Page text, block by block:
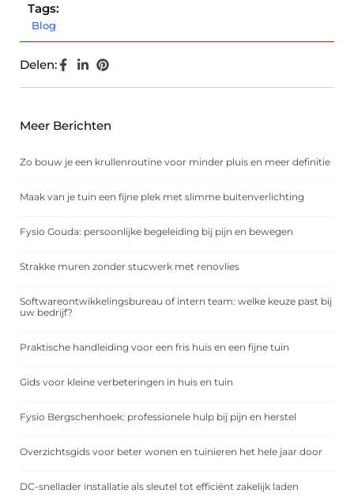
Tags:
Blog
Delen:
Meer Berichten
Zo bouw je een krullenroutine voor minder pluis en meer definitie
Maak van je tuin een fijne plek met slimme buitenverlichting
Fysio Gouda: persoonlijke begeleiding bij pijn en bewegen
Strakke muren zonder stucwerk met renovlies
Softwareontwikkelingsbureau of intern team: welke keuze past bij
uw bedrijf?
Praktische handleiding voor een fris huis en een fijne tuin
Gids voor kleine verbeteringen in huis en tuin
Fysio Bergschenhoek: professionele hulp bij pijn en herstel
Overzichtsgids voor beter wonen en tuinieren het hele jaar door
DC-snellader installatie als sleutel tot efficiënt zakelijk laden